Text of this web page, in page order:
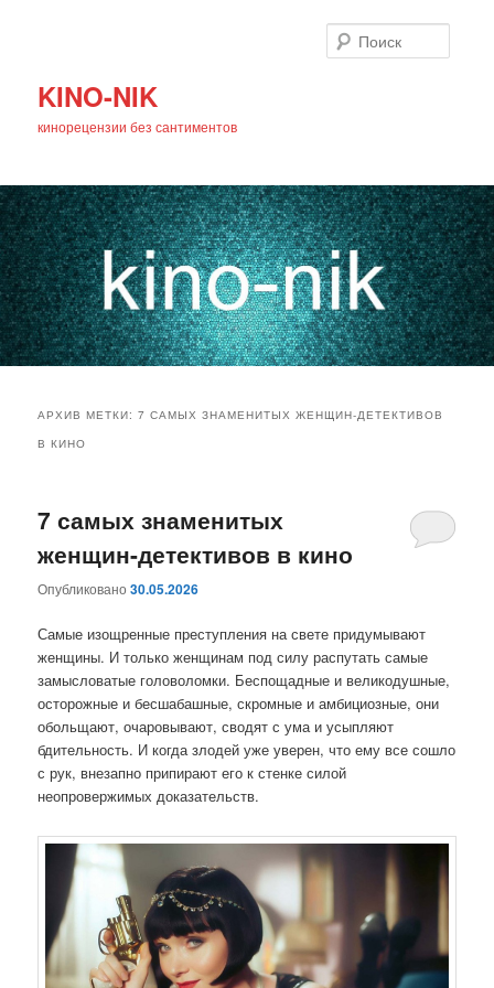
KINO-NIK
кинорецензии без сантиментов
к
содержимому
к
содержимому
АРХИВ МЕТКИ:7 САМЫХ ЗНАМЕНИТЫХ ЖЕНЩИН-ДЕТЕКТИВОВ
В КИНО
7 самых знаменитых
женщин-детективов в кино
Опубликовано30.05.2026
Самые изощренные преступления на свете придумывают
женщины. И только женщинам под силу распутать самые
замысловатые головоломки. Беспощадные и великодушные,
осторожные и бесшабашные, скромные и амбициозные, они
обольщают, очаровывают, сводят с ума и усыпляют
бдительность. И когда злодей уже уверен, что ему все сошло
с рук, внезапно припирают его к стенке силой
неопровержимых доказательств.